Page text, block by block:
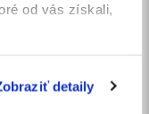
od vás získali,
detaily